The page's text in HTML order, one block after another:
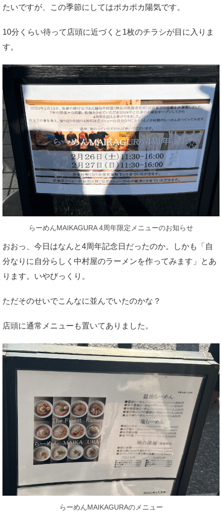
たいですが、この季節にしてはポカポカ陽気です。
10分くらい待って店頭に近づくと1枚のチラシが目に入りま
す。
らーめんMAIKAGURA 4周年限定メニューのお知らせ
おおっ、今日はなんと4周年記念日だったのか。しかも「自
分なりに自分らしく中村屋のラーメンを作ってみます」とあ
ります。いやびっくり。
ただそのせいでこんなに並んでいたのかな？
店頭に通常メニューも置いてありました。
らーめんMAIKAGURAのメニュー